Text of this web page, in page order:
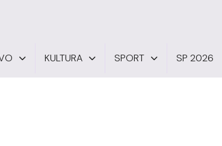
KULTURA SPORT SP 2026